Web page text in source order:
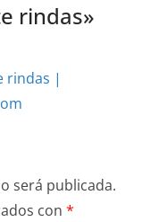
rindas»
rindas |
será publicada.
con *